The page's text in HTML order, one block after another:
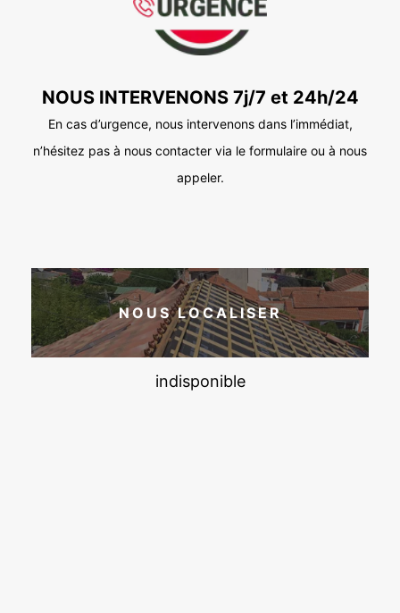
NOUS INTERVENONS 7j/7 et 24h/24
En cas d’urgence, nous intervenons dans l’immédiat,
n’hésitez pas à nous contacter via le formulaire ou à nous
appeler.
NOUS LOCALISER
indisponible